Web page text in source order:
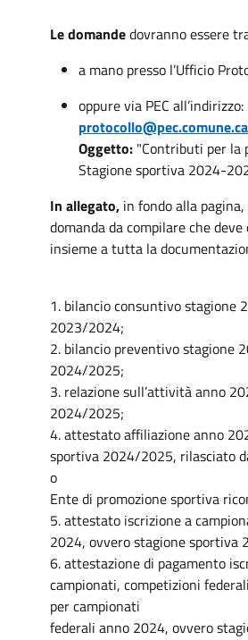
Le domandedovranno essere
a mano presso l’Ufficio
oppure via PEC all’indirizzo:
Oggetto: "Contributi per la
Stagione sportiva 2024-
In allegato, in fondo alla
domanda da compilare che
insieme a tutta la
1. bilancio consuntivo stagione
2023/2024;
2. bilancio preventivo stagione
2024/2025;
3. relazione sull’attività anno
2024/2025;
4. attestato affiliazione anno
sportiva 2024/2025, rilasciato
o
Ente di promozione sportiva
5. attestato iscrizione a
2024, ovvero stagione sportiva
6. attestazione di pagamento
campionati, competizioni
per campionati
federali anno 2024, ovvero